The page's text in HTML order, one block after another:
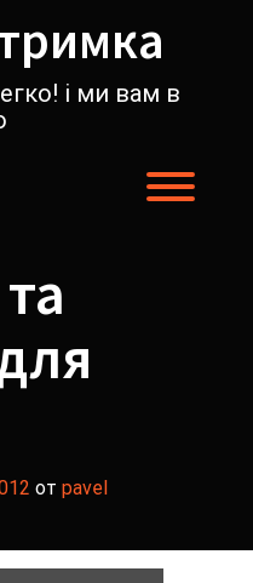
і ми вам в
от pavel